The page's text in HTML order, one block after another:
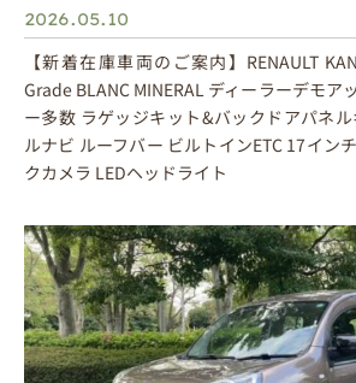
2026.05.10
【新着在庫車両のご案内】RENAULT
Grade BLANC MINERAL ディーラーデモア
ー多数 ラゲッジキット&バックドアパネ
ルナビ ルーフバー ビルトインETC 17イン
クカメラ LEDヘッドライト